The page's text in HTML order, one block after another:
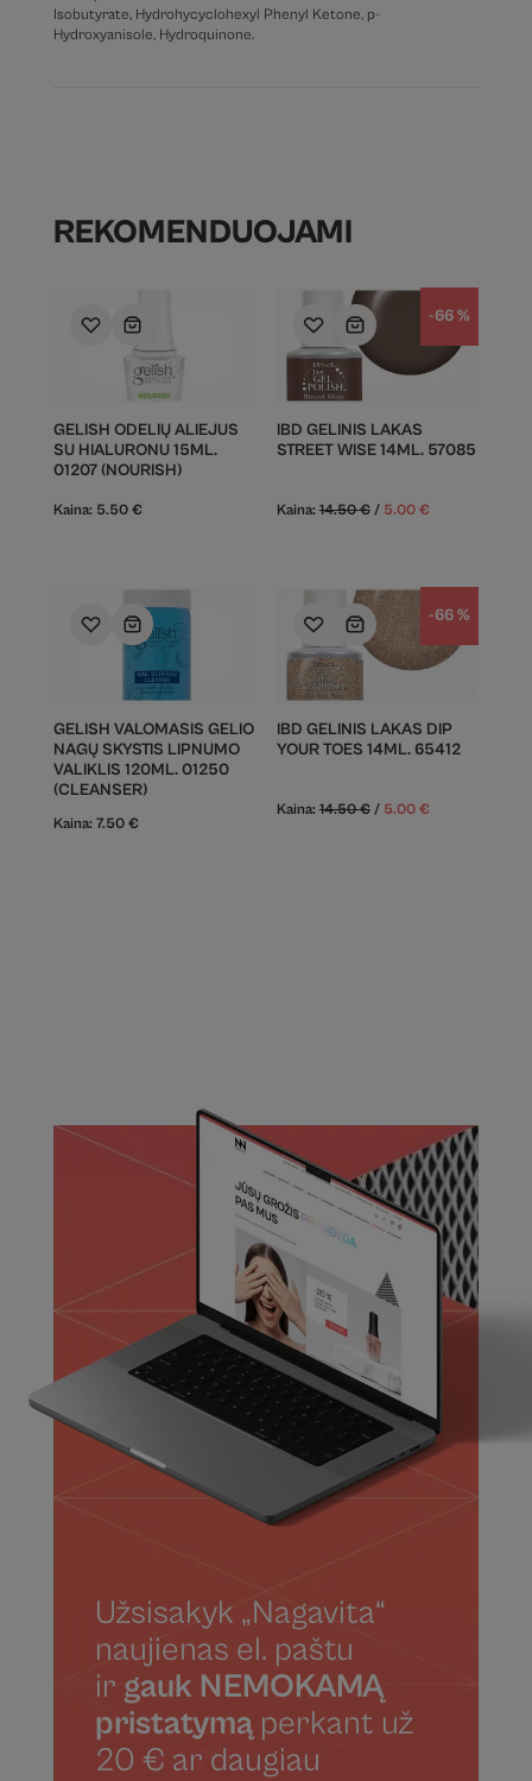
Isobutyrate, Hydrohycyclohexyl Phenyl Ketone, p-
Hydroxyanisole, Hydroquinone.
REKOMENDUOJAMI
GELISH ODELIŲ ALIEJUS
SU HIALURONU 15ML.
01207 (NOURISH)
Kaina: 5.50 €
-66 %
IBD GELINIS LAKAS
STREET WISE 14ML. 57085
Kaina:14.50€ / 5.00 €
GELISH VALOMASIS GELIO
NAGŲ SKYSTIS LIPNUMO
VALIKLIS 120ML. 01250
(CLEANSER)
Kaina: 7.50 €
-66 %
IBD GELINIS LAKAS DIP
YOUR TOES 14ML. 65412
Kaina:14.50€ / 5.00 €
Užsisakyk „Nagavita“
naujienas el. paštu
ir gauk NEMOKAMĄ
pristatymąperkant už
20 € ar daugiau